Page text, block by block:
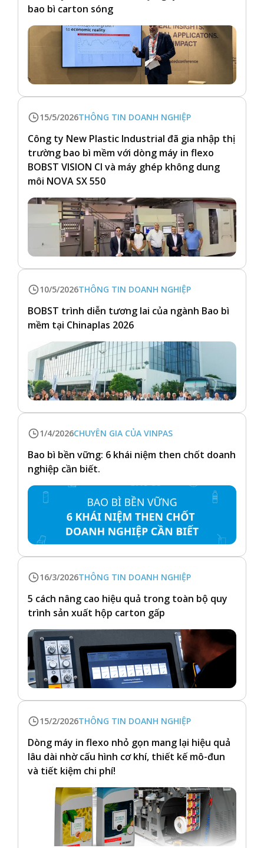
bao bì carton sóng
15/5/2026THÔNG TIN DOANH NGHIỆP
Công ty New Plastic Industrial đã gia nhập thị
trường bao bì mềm với dòng máy in flexo
BOBST VISION CI và máy ghép không dung
môi NOVA SX 550
10/5/2026THÔNG TIN DOANH NGHIỆP
BOBST trình diễn tương lai của ngành Bao bì
mềm tại Chinaplas 2026
1/4/2026CHUYÊN GIA CỦA VINPAS
Bao bì bền vững: 6 khái niệm then chốt doanh
nghiệp cần biết.
16/3/2026THÔNG TIN DOANH NGHIỆP
5 cách nâng cao hiệu quả trong toàn bộ quy
trình sản xuất hộp carton gấp
15/2/2026THÔNG TIN DOANH NGHIỆP
Dòng máy in flexo nhỏ gọn mang lại hiệu quả
lâu dài nhờ cấu hình cơ khí, thiết kế mô-đun
và tiết kiệm chi phí!